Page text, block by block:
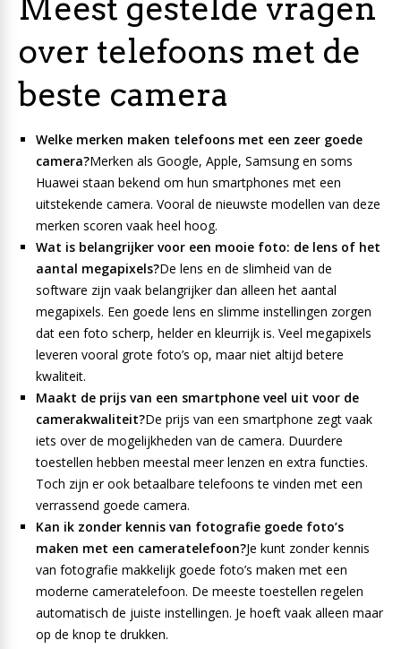
Meest gestelde vragen
over telefoons met de
beste camera
Welke merken maken telefoons met een zeer goede
camera?Merken als Google, Apple, Samsung en soms
Huawei staan bekend om hun smartphones met een
uitstekende camera. Vooral de nieuwste modellen van deze
merken scoren vaak heel hoog.
Wat is belangrijker voor een mooie foto: de lens of het
aantal megapixels?De lens en de slimheid van de
software zijn vaak belangrijker dan alleen het aantal
megapixels. Een goede lens en slimme instellingen zorgen
dat een foto scherp, helder en kleurrijk is. Veel megapixels
leveren vooral grote foto’s op, maar niet altijd betere
kwaliteit.
Maakt de prijs van een smartphone veel uit voor de
camerakwaliteit?De prijs van een smartphone zegt vaak
iets over de mogelijkheden van de camera. Duurdere
toestellen hebben meestal meer lenzen en extra functies.
Toch zijn er ook betaalbare telefoons te vinden met een
verrassend goede camera.
Kan ik zonder kennis van fotografie goede foto’s
maken met een cameratelefoon?Je kunt zonder kennis
van fotografie makkelijk goede foto’s maken met een
moderne cameratelefoon. De meeste toestellen regelen
automatisch de juiste instellingen. Je hoeft vaak alleen maar
op de knop te drukken.